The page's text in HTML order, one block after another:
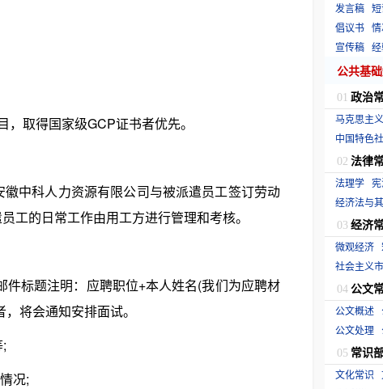
取得国家级GCP证书者优先。
中科人力资源有限公司与被派遣员工签订劳动
工的日常工作由用工方进行管理和考核。
标题注明：应聘职位+本人姓名(我们为应聘材
将会通知安排面试。
况;
发言稿
倡议书
宣传稿
公共基
01 政治
马克思主
中国特色
02 法律
法理学
经济法与
03 经济
微观经济
社会主义
04 公文
公文概述
公文处理
05 常识
文化常识